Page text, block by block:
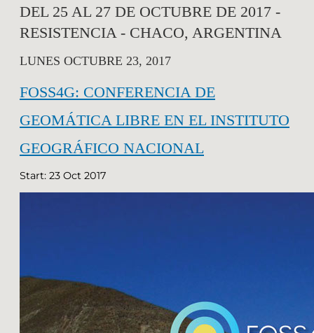
DEL 25 AL 27 DE OCTUBRE DE 2017 -
RESISTENCIA - CHACO, ARGENTINA
LUNES OCTUBRE 23, 2017
FOSS4G: CONFERENCIA DE
GEOMÁTICA LIBRE EN EL INSTITUTO
GEOGRÁFICO NACIONAL
Start: 23 Oct 2017